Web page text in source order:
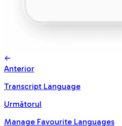
Anterior
Transcript Language
Următorul
Manage Favourite Languages